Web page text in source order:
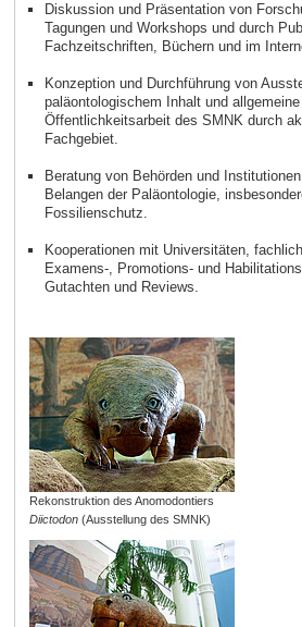
Diskussion und Präsentation von
Tagungen und Workshops und durch
Fachzeitschriften, Büchern und im
Konzeption und Durchführung von
paläontologischem Inhalt und
Öffentlichkeitsarbeit des SMNK durch
Fachgebiet.
Beratung von Behörden und
Belangen der Paläontologie,
Fossilienschutz.
Kooperationen mit Universitäten,
Examens-, Promotions- und
Gutachten und Reviews.
Rekonstruktion des Anomodontiers
Diictodon(Ausstellung des SMNK)